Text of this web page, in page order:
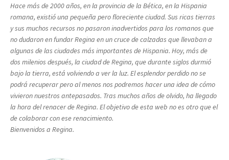
Hace más de 2000 años, en la provincia de la Bética, en la Hispania
romana, existió una pequeña pero floreciente ciudad. Sus ricas tierras
y sus muchos recursos no pasaron inadvertidos para los romanos que
no dudaron en fundar Regina en un cruce de calzadas que llevaban a
algunas de las ciudades más importantes de Hispania. Hoy, más de
dos milenios después, la ciudad de Regina, que durante siglos durmió
bajo la tierra, está volviendo a ver la luz. El esplendor perdido no se
podrá recuperar pero al menos nos podremos hacer una idea de cómo
vivieron nuestros antepasados. Tras muchos años de olvido, ha llegado
la hora del renacer de Regina. El objetivo de esta web no es otro que el
de colaborar con ese renacimiento.
Bienvenidos a Regina.